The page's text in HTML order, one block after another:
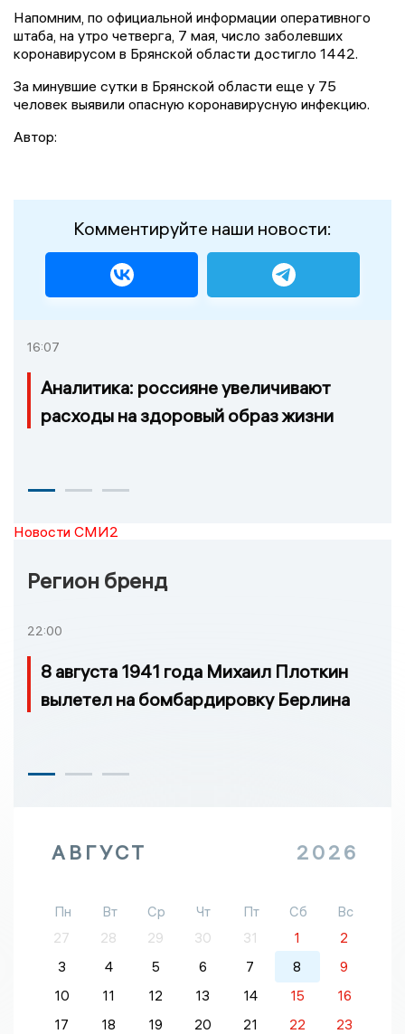
Напомним, по официальной информации оперативного
штаба, на утро четверга, 7 мая, число заболевших
коронавирусом в Брянской области достигло 1442.
За минувшие сутки в Брянской области еще у 75
человек выявили опасную коронавирусную инфекцию.
Автор:
Комментируйте наши новости:
16:07
Аналитика: россияне увеличивают
расходы на здоровый образ жизни
Новости СМИ2
Регион бренд
22:00
8 августа 1941 года Михаил Плоткин
вылетел на бомбардировку Берлина
АВГУСТ 2026
Пн Вт Ср Чт Пт Сб
Вс
27
28 29 30 31 1
2
3
4 5 6 7 8
9
10
11 12 13 14 15
16
17
18 19 20 21 22
23